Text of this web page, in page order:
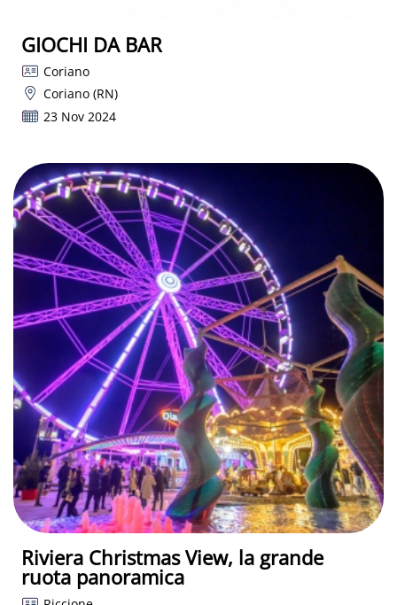
GIOCHI DA BAR
Coriano
Coriano (RN)
23 Nov 2024
Riviera Christmas View, la grande
ruota panoramica